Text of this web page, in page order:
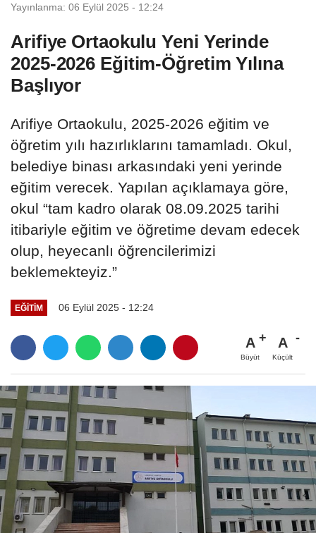
Yayınlanma: 06 Eylül 2025 - 12:24
Arifiye Ortaokulu Yeni Yerinde
2025-2026 Eğitim-Öğretim Yılına
Başlıyor
Arifiye Ortaokulu, 2025-2026 eğitim ve
öğretim yılı hazırlıklarını tamamladı. Okul,
belediye binası arkasındaki yeni yerinde
eğitim verecek. Yapılan açıklamaya göre,
okul “tam kadro olarak 08.09.2025 tarihi
itibariyle eğitim ve öğretime devam edecek
olup, heyecanlı öğrencilerimizi
beklemekteyiz.”
EĞITIM 06 Eylül 2025 - 12:24
A
Büyüt
A
Küçült